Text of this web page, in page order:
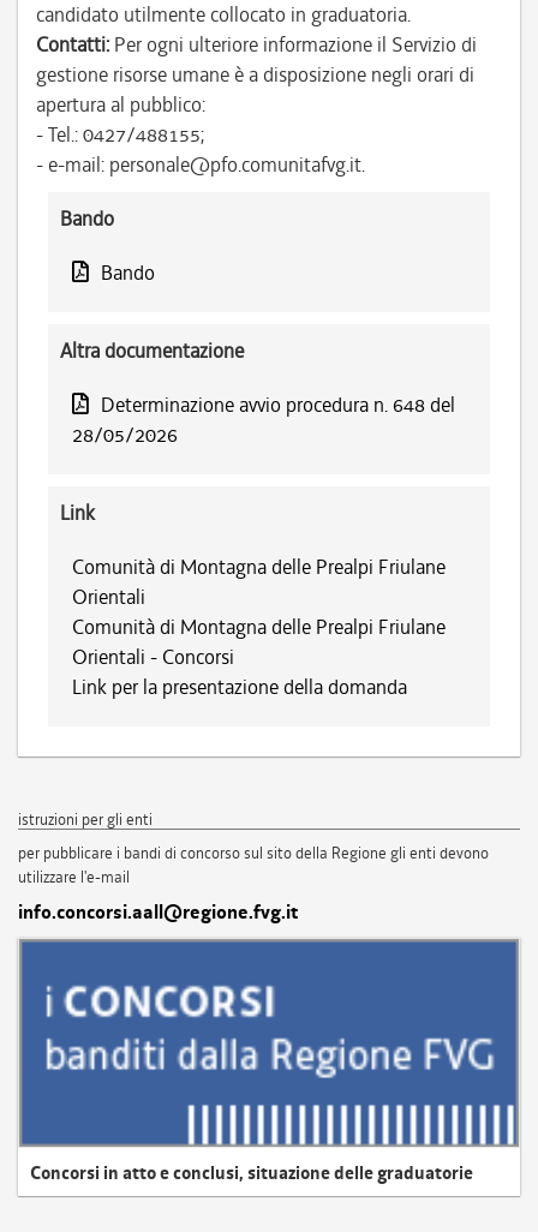
candidato utilmente collocato in graduatoria.
Contatti: Per ogni ulteriore informazione il Servizio di
gestione risorse umane è a disposizione negli orari di
apertura al pubblico:
- Tel.: 0427/488155;
- e-mail: personale@pfo.comunitafvg.it.
Bando
Bando
Altra documentazione
Determinazione avvio procedura n. 648 del
28/05/2026
Link
Comunità di Montagna delle Prealpi Friulane
Orientali
Comunità di Montagna delle Prealpi Friulane
Orientali - Concorsi
Link per la presentazione della domanda
istruzioni per gli enti
per pubblicare i bandi di concorso sul sito della Regione gli enti devono
utilizzare l'e-mail
info.concorsi.aall@regione.fvg.it
Concorsi in atto e conclusi, situazione delle graduatorie